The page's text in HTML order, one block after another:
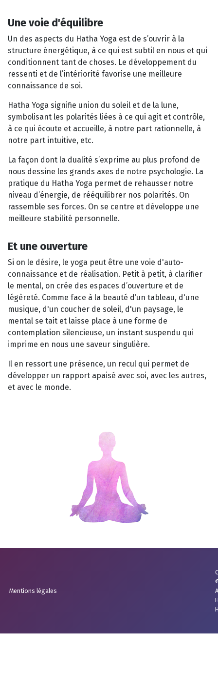
Une voie d'équilibre
Un des aspects du Hatha Yoga est de s’ouvrir à la
structure énergétique, à ce qui est subtil en nous et qui
conditionnent tant de choses. Le développement du
ressenti et de l’intériorité favorise une meilleure
connaissance de soi.
Hatha Yoga signifie union du soleil et de la lune,
symbolisant les polarités liées à ce qui agit et contrôle,
à ce qui écoute et accueille, à notre part rationnelle, à
notre part intuitive, etc.
La façon dont la dualité s’exprime au plus profond de
nous dessine les grands axes de notre psychologie. La
pratique du Hatha Yoga permet de rehausser notre
niveau d’énergie, de rééquilibrer nos polarités. On
rassemble ses forces. On se centre et développe une
meilleure stabilité personnelle.
Et une ouverture
Si on le désire, le yoga peut être une voie d'auto-
connaissance et de réalisation. Petit à petit, à clarifier
le mental, on crée des espaces d’ouverture et de
légèreté. Comme face à la beauté d’un tableau, d'une
musique, d'un coucher de soleil, d'un paysage, le
mental se tait et laisse place à une forme de
contemplation silencieuse, un instant suspendu qui
imprime en nous une saveur singulière.
Il en ressort une présence, un recul qui permet de
développer un rapport apaisé avec soi, avec les autres,
et avec le monde.
Mentions légales